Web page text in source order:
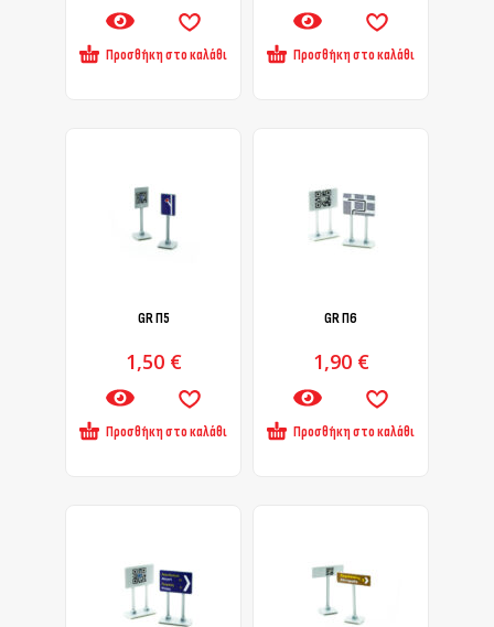
Προσθήκη στο καλάθι Προσθήκη στο καλάθι
GR Π5
1,50 €
Προσθήκη στο καλάθι
GR Π6
1,90 €
Προσθήκη στο καλάθι